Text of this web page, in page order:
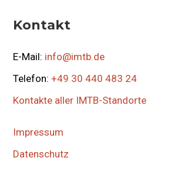
Kontakt
E-Mail: info@imtb.de
Telefon:+49 30 440 483 24
Kontakte aller IMTB-Standorte
Impressum
Datenschutz